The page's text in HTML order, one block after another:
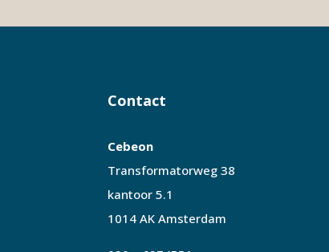
Contact
Cebeon
Transformatorweg 38
kantoor 5.1
1014 AK Amsterdam